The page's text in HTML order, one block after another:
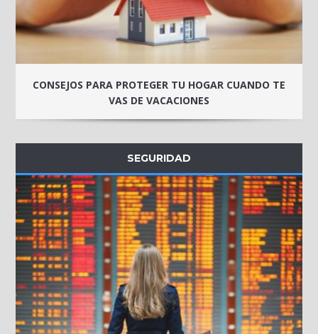
CONSEJOS PARA PROTEGER TU HOGAR CUANDO TE
VAS DE VACACIONES
SEGURIDAD